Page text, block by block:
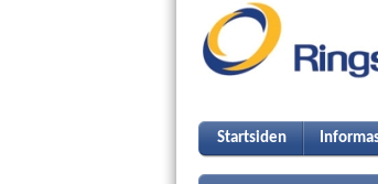
Startsiden